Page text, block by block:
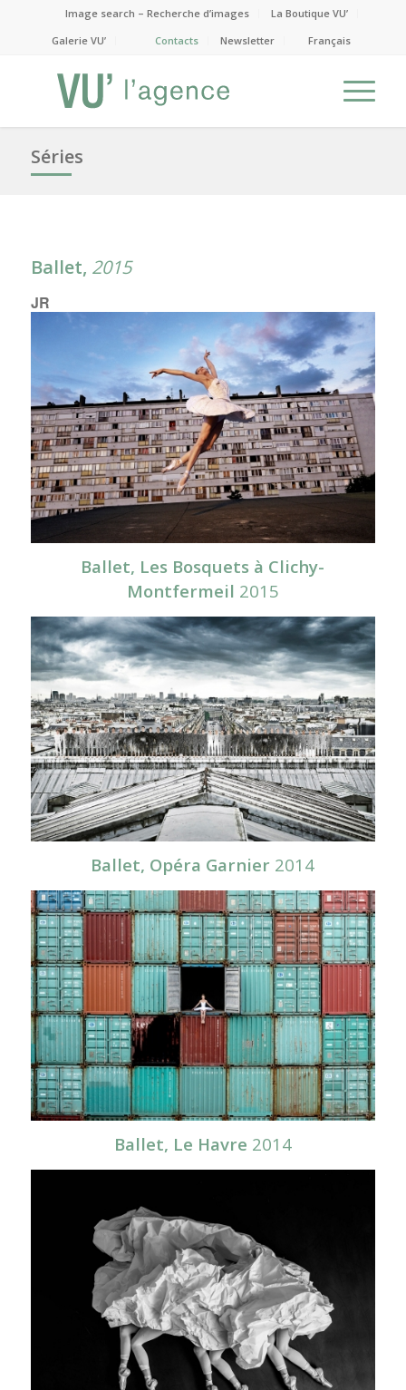
Image search – Recherche d’images
La Boutique VU’
Galerie VU’
Contacts Newsletter Français
Séries
Ballet, 2015
JR
Ballet, Les Bosquets à Clichy-
Montfermeil 2015
Ballet, Opéra Garnier 2014
Ballet, Le Havre 2014